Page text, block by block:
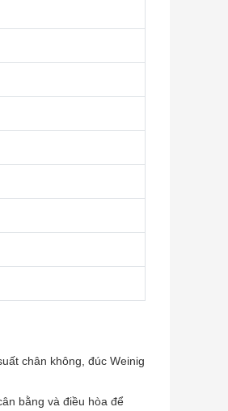
chân không, đúc Weinig
bằng và điều hòa để